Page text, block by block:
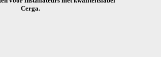
Cerga.